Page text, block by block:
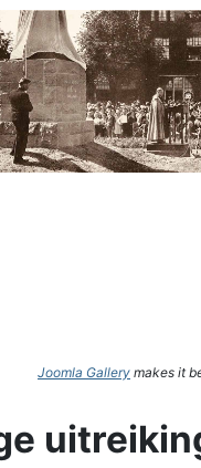
Joomla Gallery makes it